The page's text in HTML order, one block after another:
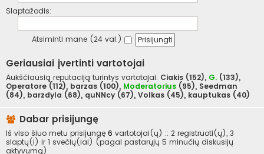
Slaptažodis:
Atsiminti mane (24 val.)
Geriausiai įvertinti vartotojai
Aukščiausią reputaciją turintys vartotojai: Ciakis (152), G. (133),
Operatore (112), barzas (100), Moderatorius (95), Seedman
(84), barzdyla (68), quNNcy (67), Volkas (45), kauptukas (40)
Dabar prisijungę
Iš viso šiuo metu prisijungę 6 vartotojai(ų) :: 2 registruoti(ų), 3
slaptų(i) ir 1 svečių(iai) (pagal pastarųjų 5 minučių diskusijų
aktyvumą)